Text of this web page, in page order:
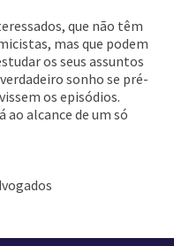
que não têm
mas que podem
os seus assuntos
sonho se pré-
os episódios.
alcance de um só